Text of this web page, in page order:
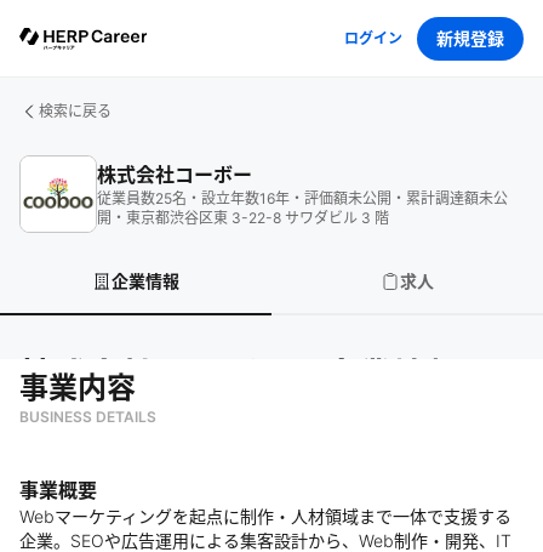
ログイン 新規登録
検索に戻る
株式会社コーボー
従業員数25名 ・ 設立年数16年 ・ 評価額未公開 ・ 累計調達額未公
開 ・ 東京都渋谷区東 3-22-8 サワダビル 3 階
企業情報 求人
株式会社コーボー
事業内容
BUSINESS DETAILS
事業概要
Webマーケティングを起点に制作・人材領域まで一体で支援する
企業。SEOや広告運用による集客設計から、Web制作・開発、IT